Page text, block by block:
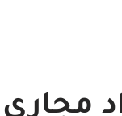
مجاري